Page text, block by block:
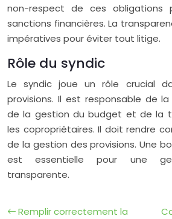
non-respect de ces obligations
sanctions financières. La
impératives pour éviter tout litige.
Rôle du syndic
Le syndic joue un rôle crucial
provisions. Il est responsable de
de la gestion du budget et de la
les copropriétaires. Il doit rendre
de la gestion des provisions. Une
est essentielle pour une
transparente.
Remplir correctement la